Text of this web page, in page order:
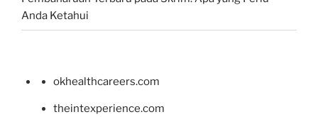
Anda Ketahui
okhealthcareers.com
theintexperience.com